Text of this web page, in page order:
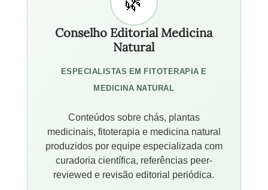
Conselho Editorial Medicina
Natural
ESPECIALISTAS EM FITOTERAPIA E
MEDICINA NATURAL
Conteúdos sobre chás, plantas
medicinais, fitoterapia e medicina natural
produzidos por equipe especializada com
curadoria científica, referências peer-
reviewed e revisão editorial periódica.